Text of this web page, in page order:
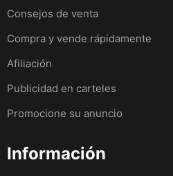
Consejos de venta
Compra y vende rápidamente
Afiliación
Publicidad en carteles
Promocione su anuncio
Información